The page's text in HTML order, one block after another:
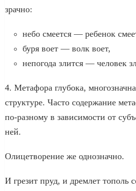
зрач­но:
небо сме­ет­ся — ребе­нок
буря воет — волк воет,
непо­го­да злит­ся — чело­век
4. Метафора глу­бо­ка,
струк­ту­ре. Часто содер­жа­ние
по-разному в зави­си­мо­сти от
ней.
Олицетворение же одно­знач­но.
И гре­зит пруд, и дрем­лет тополь